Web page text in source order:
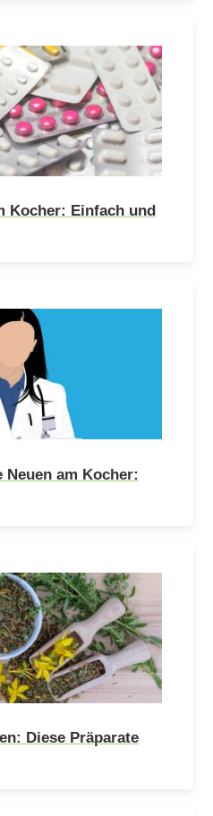
Kocher: Einfach und
am Kocher:
Diese Präparate